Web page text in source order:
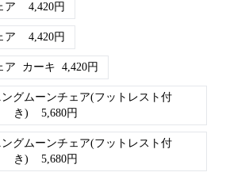
ア 4,420円
ア 4,420円
ア カーキ 4,420円
グムーンチェア(フットレスト付
き)
5,680円
グムーンチェア(フットレスト付
き)
5,680円